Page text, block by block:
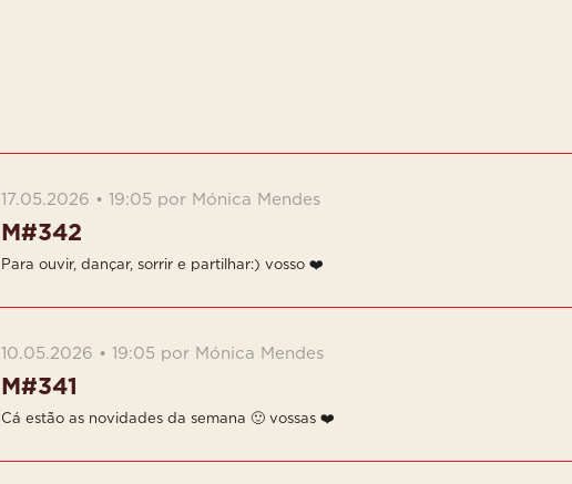
17.05.2026 • 19:05 por Mónica Mendes
M#342
Para ouvir, dançar, sorrir e partilhar:) vosso ❤️
10.05.2026 • 19:05 por Mónica Mendes
M#341
Cá estão as novidades da semana 🙂 vossas ❤️